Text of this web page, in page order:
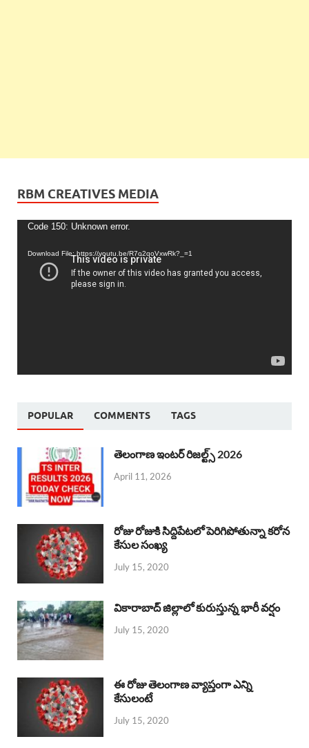
RBM CREATIVES MEDIA
Video
Code 150: Unknown error.
Download File: https://youtu.be/R7o2qoVxwRk?_=1
POPULAR COMMENTS TAGS
తెలంగాణ ఇంటర్ రిజల్ట్స్ 2026
April 11, 2026
రోజు రోజుకి సిద్దిపేటలో పెరిగిపోతున్నా కరోన
కేసుల సంఖ్య
July 15, 2020
వికారాబాద్ జిల్లాలో కురుస్తున్న భారీ వర్షం
July 15, 2020
ఈ రోజు తెలంగాణ వ్యాప్తంగా ఎన్ని
కేసులంటే
July 15, 2020